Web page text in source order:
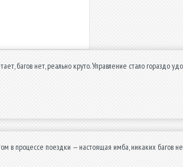
багов нет, реально круто. Управление стало гораздо
в процессе поездки — настоящая имба, никаких багов